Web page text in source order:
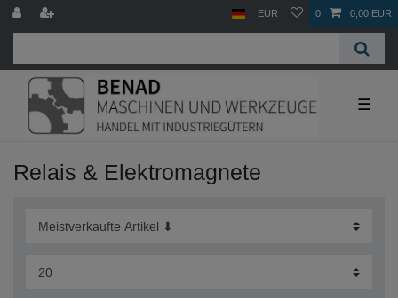
EUR 0 0,00 EUR
☰
Relais & Elektromagnete